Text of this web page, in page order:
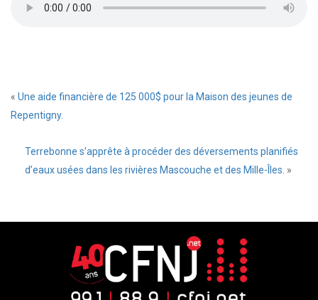
« Une aide financière de 125 000$ pour la Maison des jeunes de
Repentigny.
Terrebonne s’apprête à procéder des déversements planifiés
d’eaux usées dans les rivières Mascouche et des Mille-Îles. »